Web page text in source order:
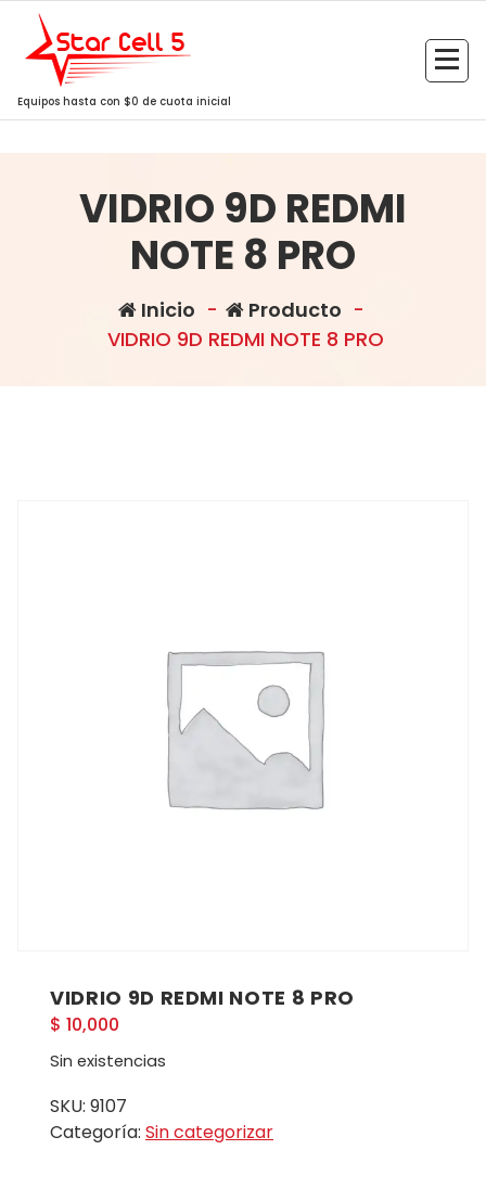
Saltar
contenido
Equipos hasta con $0 de cuota inicial
VIDRIO 9D REDMI
NOTE 8 PRO
Inicio - Producto -
VIDRIO 9D REDMI NOTE 8 PRO
VIDRIO 9D REDMI NOTE 8 PRO
$ 10,000
Sin existencias
SKU: 9107
Categoría: Sin categorizar